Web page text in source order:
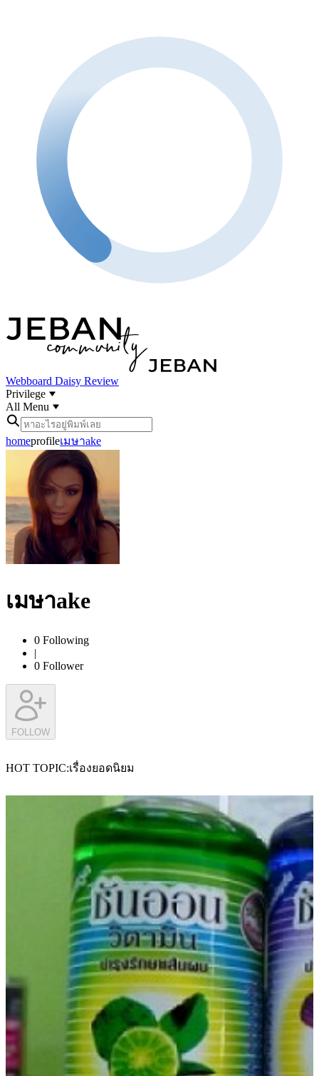
Webboard Daisy Review
Privilege
All Menu
homeprofileเมษาake
เมษาake
0 Following
|
0 Follower
FOLLOW
HOT TOPIC เรื่องยอดนิยม